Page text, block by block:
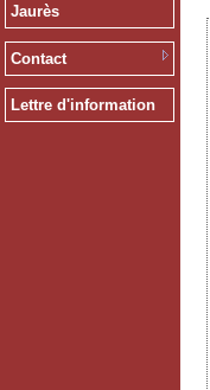
Jaurès
Contact
Lettre d'information